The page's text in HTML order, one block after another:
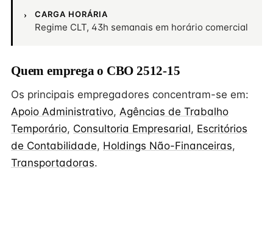
CARGA HORÁRIA
Regime CLT, 43h semanais em horário comercial
Quem emprega o CBO 2512-15
Os principais empregadores concentram-se em:
Apoio Administrativo, Agências de Trabalho
Temporário, Consultoria Empresarial, Escritórios
de Contabilidade, Holdings Não-Financeiras,
Transportadoras.